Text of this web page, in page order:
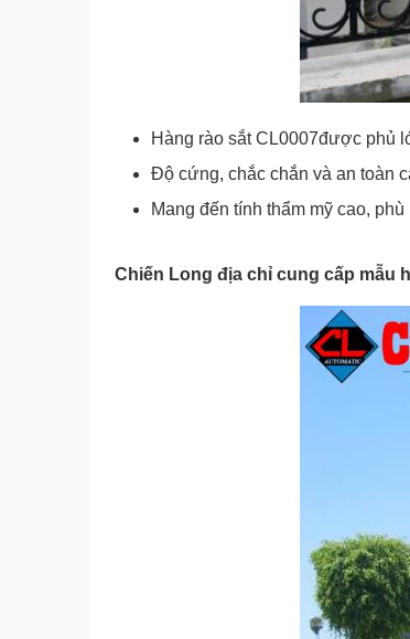
Hàng rào sắt CL0007được phủ
Độ cứng, chắc chắn và an toàn
Mang đến tính thẩm mỹ cao,
Chiến Long địa chỉ cung cấp mẫu